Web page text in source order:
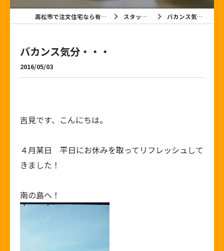
高松市で注文住宅なら有限会社黒石建設 スタッフブログ バカンス気分・・・
バカンス気分・・・
2016/05/03
吉見です、こんにちは。
４月某日 平日にお休みを取ってリフレッシュして
きました！
南の島へ！